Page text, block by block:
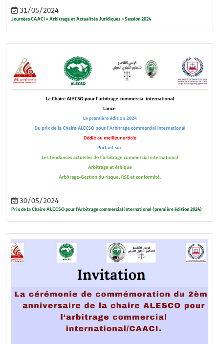
31/05/2024
Journées CAACI « Arbitrage et Actualités Juridiques » Session 2024
30/05/2024
Prix de la Chaire ALECSO pour l’Arbitrage commercial international (première édition 2024)